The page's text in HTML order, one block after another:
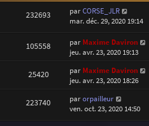
232693 parCORSE_JLR
mar. déc. 29, 2020 19:14
105558 par Maxime Daviron
jeu. avr. 23, 2020 19:13
25420 par Maxime Daviron
jeu. avr. 23, 2020 18:26
223740 parorpailleur
ven. oct. 23, 2020 14:50